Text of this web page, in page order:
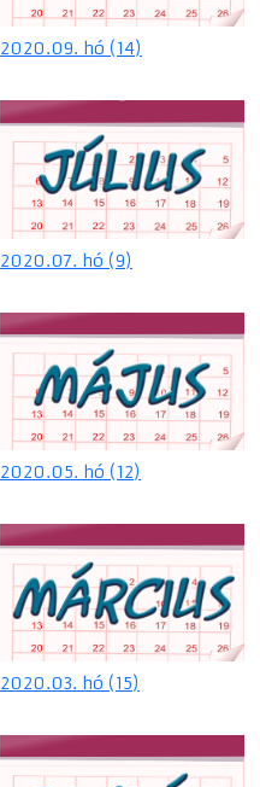
2020.09. hó (14)
2020.07. hó (9)
2020.05. hó (12)
2020.03. hó (15)